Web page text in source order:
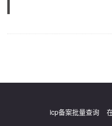
icp备案批量查询